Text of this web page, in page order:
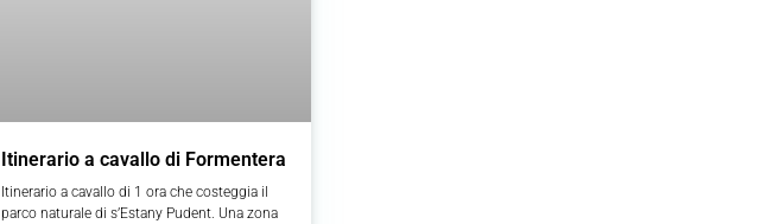
Itinerario a cavallo di Formentera
Itinerario a cavallo di 1 ora che costeggia il
parco naturale di s’Estany Pudent. Una zona